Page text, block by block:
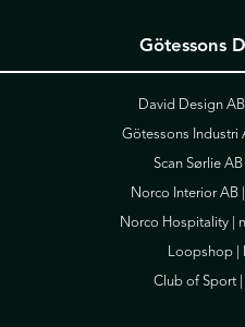
Götessons
David Design AB |
Götessons Industri
Scan Sørlie AB |
Norco Interior AB |
Norco Hospitality |
Loopshop |
Club of Sport |